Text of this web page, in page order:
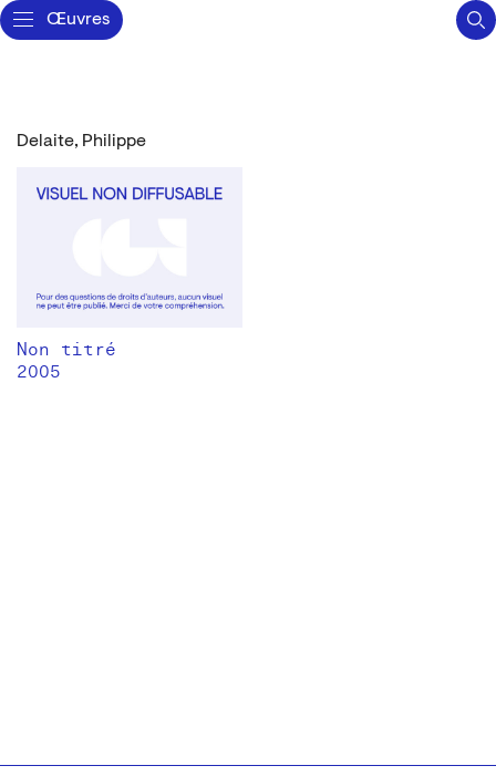
Œuvres
Delaite, Philippe
Non titré
2005